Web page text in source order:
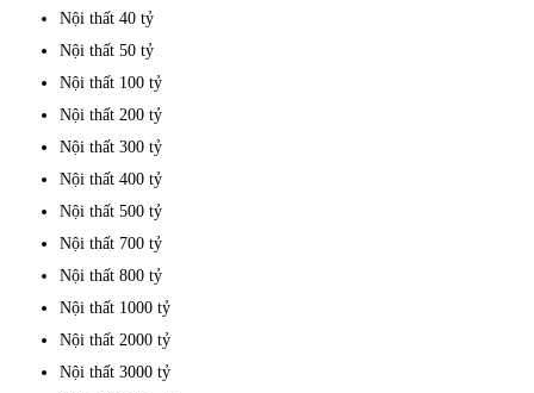
Nội thất 40 tỷ
Nội thất 50 tỷ
Nội thất 100 tỷ
Nội thất 200 tỷ
Nội thất 300 tỷ
Nội thất 400 tỷ
Nội thất 500 tỷ
Nội thất 700 tỷ
Nội thất 800 tỷ
Nội thất 1000 tỷ
Nội thất 2000 tỷ
Nội thất 3000 tỷ